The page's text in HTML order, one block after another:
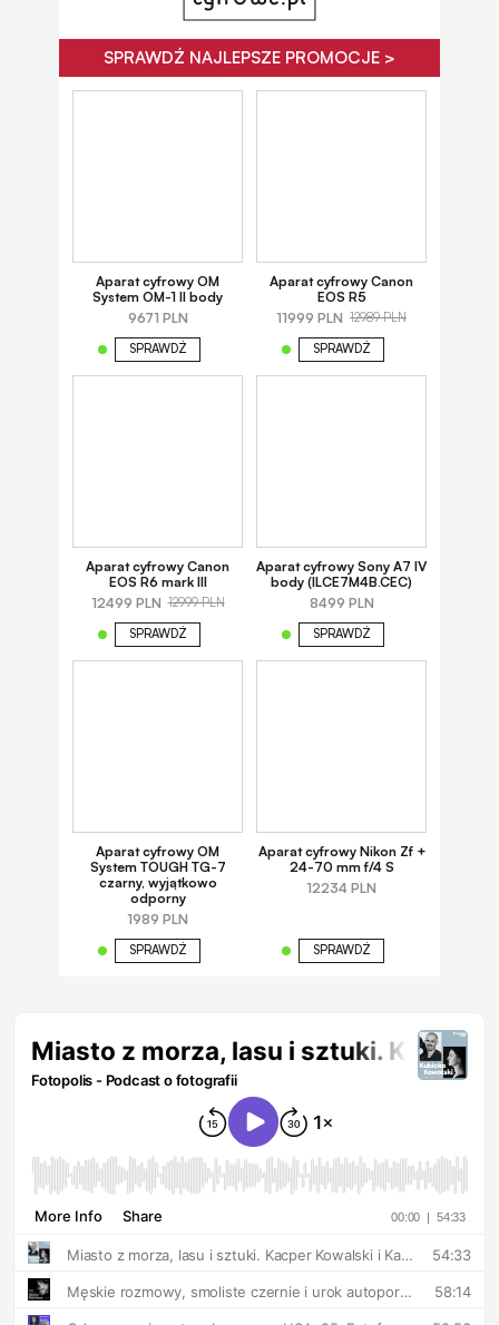
SPRAWDŹ NAJLEPSZE PROMOCJE >
Aparat cyfrowy OM
System OM-1 II body
9671 PLN
SPRAWDŹ
Aparat cyfrowy Canon
EOS R5
11999 PLN 12989 PLN
SPRAWDŹ
Aparat cyfrowy Canon
EOS R6 mark III
12499 PLN 12999 PLN
SPRAWDŹ
Aparat cyfrowy Sony A7 IV
body (ILCE7M4B.CEC)
8499 PLN
SPRAWDŹ
Aparat cyfrowy OM
System TOUGH TG-7
czarny, wyjątkowo
odporny
1989 PLN
SPRAWDŹ
Aparat cyfrowy Nikon Zf +
24-70 mm f/4 S
12234 PLN
SPRAWDŹ